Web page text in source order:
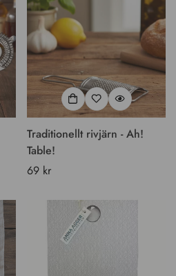
Traditionellt rivjärn - Ah!
Table!
Vanligt
69 kr